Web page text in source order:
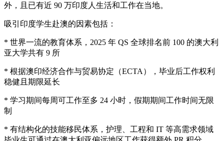
外，且已有近 90 万印度人生活和工作在当地。
吸引印度学生赴澳的因素包括：
* 世界一流的教育体系，2025 年 QS 全球排名前 100 的澳大利
亚大学共有 9 所
* 根据澳印经济合作与贸易协定（ECTA），毕业后工作权利
稳健且期限延长
* 学习期间每周可工作至多 24 小时，假期期间工作时间无限
制
* 有结构化的技能移民体系，护理、工程和 IT 等高需求领域